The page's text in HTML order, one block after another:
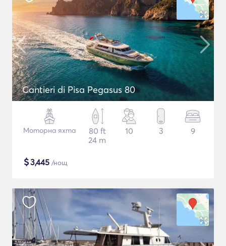
Cantieri di Pisa Pegasus 80
Моторна яхта
80 ft
24 m
10 3 9
$3,445 /нощ